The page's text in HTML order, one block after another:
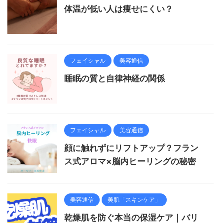
体温が低い人は痩せにくい？
フェイシャル 美容通信
睡眠の質と自律神経の関係
フェイシャル 美容通信
顔に触れずにリフトアップ？フラン
ス式アロマ×脳内ヒーリングの秘密
美容通信 美肌「スキンケア」
乾燥肌を防ぐ本当の保湿ケア｜バリ